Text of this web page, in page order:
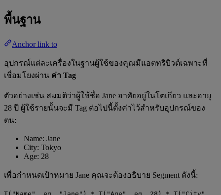
พื้นฐาน
Anchor link to
อุปกรณ์แต่ละเครื่องในฐานผู้ใช้ของคุณมีแอตทริบิวต์เฉพาะที่
เชื่อมโยงผ่าน ค่า Tag
ตัวอย่างเช่น สมมติว่าผู้ใช้ชื่อ Jane อาศัยอยู่ในโตเกียว และอายุ
28 ปี ผู้ใช้รายนั้นจะมี Tag ต่อไปนี้ตั้งค่าไว้สำหรับอุปกรณ์ของ
ตน:
Name: Jane
City: Tokyo
Age: 28
เพื่อกำหนดเป้าหมาย Jane คุณจะต้องอธิบาย Segment ดังนี้:
T("Name", eq, "Jane") * T("Age", eq, 28) * T("City",